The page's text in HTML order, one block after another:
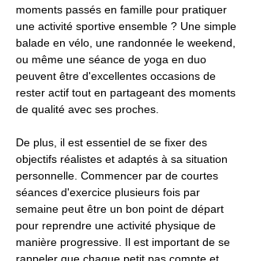
moments passés en famille pour pratiquer
une activité sportive ensemble ? Une simple
balade en vélo, une randonnée le weekend,
ou même une séance de yoga en duo
peuvent être d'excellentes occasions de
rester actif tout en partageant des moments
de qualité avec ses proches.
De plus, il est essentiel de se fixer des
objectifs réalistes et adaptés à sa situation
personnelle. Commencer par de courtes
séances d'exercice plusieurs fois par
semaine peut être un bon point de départ
pour reprendre une activité physique de
manière progressive. Il est important de se